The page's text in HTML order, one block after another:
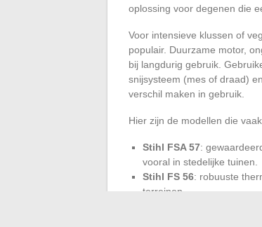
oplossing voor degenen die
Voor intensieve klussen of
populair. Duurzame motor,
bij langdurig gebruik.
snijsysteem (mes of draad)
verschil maken in gebruik.
Hier zijn de modellen die
Stihl FSA 57:
vooral in stedelijke tuinen.
Stihl FS 56: robuuste
terreinen.